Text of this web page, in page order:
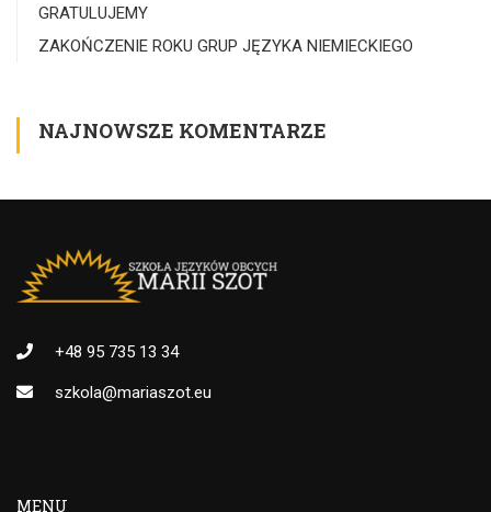
GRATULUJEMY
ZAKOŃCZENIE ROKU GRUP JĘZYKA NIEMIECKIEGO
NAJNOWSZE KOMENTARZE
+48 95 735 13 34
szkola@mariaszot.eu
MENU